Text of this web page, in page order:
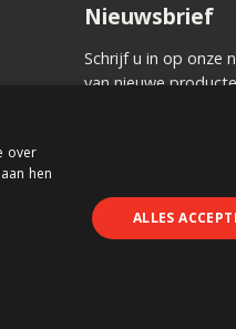
Nieuwsbrief
Schrijf u in op onze
van nieuwe
over
hen
ALLES